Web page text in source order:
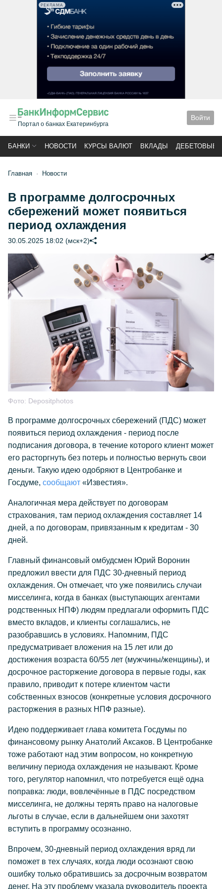
РЕКЛАМА
Портал о банках Екатеринбурга
Войти
БАНКИ НОВОСТИ КУРСЫ ВАЛЮТ ВКЛАДЫ ДЕБЕТОВЫЕ
Главная Новости
В программе долгосрочных
сбережений может появиться
период охлаждения
30.05.2025 18:02 (мск+2)
Фото: Depositphotos
В программе долгосрочных сбережений (ПДС) может
появиться период охлаждения - период после
подписания договора, в течение которого клиент может
его расторгнуть без потерь и полностью вернуть свои
деньги. Такую идею одобряют в Центробанке и
Госдуме, сообщают «Известия».
Аналогичная мера действует по договорам
страхования, там период охлаждения составляет 14
дней, а по договорам, привязанным к кредитам - 30
дней.
Главный финансовый омбудсмен Юрий Воронин
предложил ввести для ПДС 30-дневный период
охлаждения. Он отмечает, что уже появились случаи
мисселинга, когда в банках (выступающих агентами
родственных НПФ) людям предлагали оформить ПДС
вместо вкладов, и клиенты соглашались, не
разобравшись в условиях. Напомним, ПДС
предусматривает вложения на 15 лет или до
достижения возраста 60/55 лет (мужчины/женщины), и
досрочное расторжение договора в первые годы, как
правило, приводит к потере клиентом части
собственных взносов (конкретные условия досрочного
расторжения в разных НПФ разные).
Идею поддерживает глава комитета Госдумы по
финансовому рынку Анатолий Аксаков. В Центробанке
тоже работают над этим вопросом, но конкретную
величину периода охлаждения не называют. Кроме
того, регулятор напомнил, что потребуется ещё одна
поправка: люди, вовлечённые в ПДС посредством
мисселинга, не должны терять право на налоговые
льготы в случае, если в дальнейшем они захотят
вступить в программу осознанно.
Впрочем, 30-дневный период охлаждения вряд ли
поможет в тех случаях, когда люди осознают свою
ошибку только обратившись за досрочным возвратом
денег. На эту проблему указала руководитель проекта